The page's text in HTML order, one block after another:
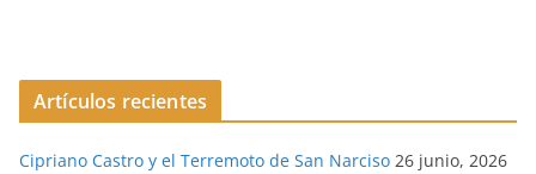
Artículos recientes
Cipriano Castro y el Terremoto de San Narciso 26 junio, 2026